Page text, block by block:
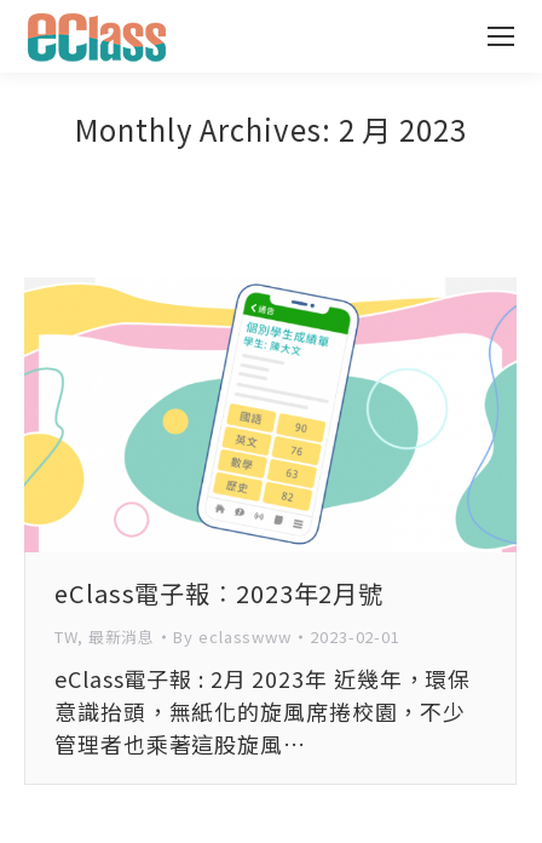
Monthly Archives: 2 月 2023
eClass電子報︰2023年2月號
TW, 最新消息 By eclasswww 2023-02-01
eClass電子報 : 2月 2023年 近幾年，環保
意識抬頭，無紙化的旋風席捲校園，不少
管理者也乘著這股旋風…